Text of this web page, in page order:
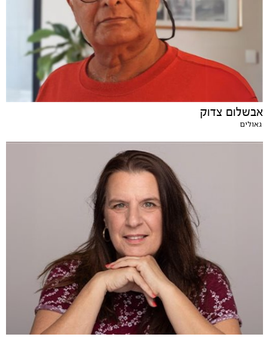
אבשלום צדוק
גאולים